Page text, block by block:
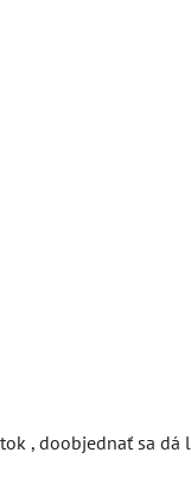
, doobjednať sa